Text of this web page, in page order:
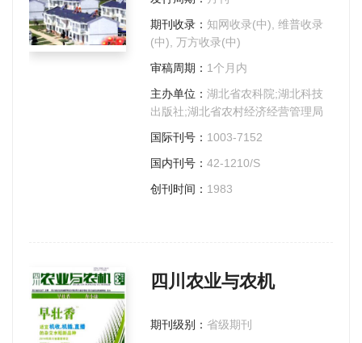
期刊收录： 知网收录(中), 维普收录
(中), 万方收录(中)
审稿周期： 1个月内
主办单位： 湖北省农科院;湖北科技
出版社;湖北省农村经济经营管理局
国际刊号： 1003-7152
国内刊号： 42-1210/S
创刊时间： 1983
四川农业与农机
期刊级别： 省级期刊